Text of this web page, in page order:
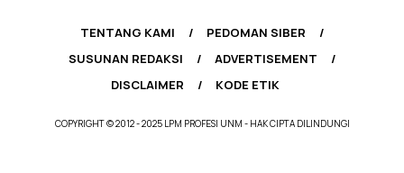
TENTANG KAMI
PEDOMAN SIBER
SUSUNAN REDAKSI
ADVERTISEMENT
DISCLAIMER
KODE ETIK
COPYRIGHT © 2012 - 2025 LPM PROFESI UNM - HAK CIPTA DILINDUNGI